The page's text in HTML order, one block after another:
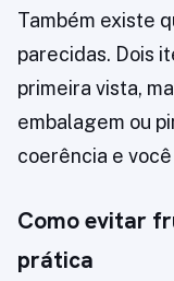
Também existe
parecidas. Dois
primeira vista,
embalagem ou
coerência e
Como evitar
prática